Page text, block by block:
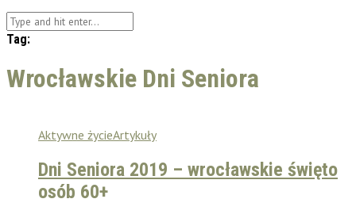
Tag:
Wrocławskie Dni Seniora
Aktywne życieArtykuły
Dni Seniora 2019 – wrocławskie święto
osób 60+